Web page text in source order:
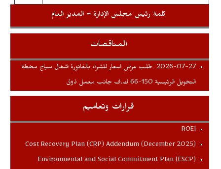
كلمة رئيس مجلس الإدارة – المدير العام
المناقصات
2026-07-27 طلب عرض اسعار للشراء بالفاتورة اشغال سياج محطة
التحويل الرئيسية 150-66 ك.ف جانب معمل ذوق
قرارات وتعاميم
ROEI
Cost Recovery Plan (CRP) Addendum (December 2025)
Environmental and Social Commitment Plan (ESCP)